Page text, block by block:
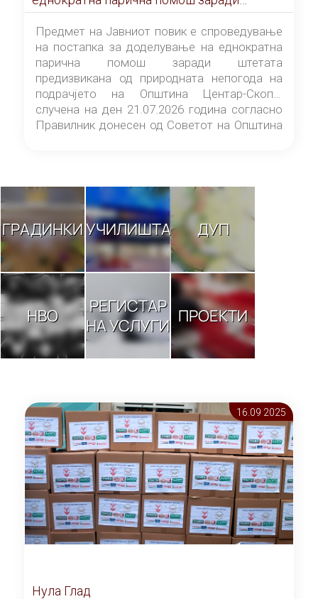
штетата предизвикана од природната
непогода на подрачјето на Општина
Центар-Скопје случена на ден 21.07.2026
година
Предмет на Јавниот повик е спроведување
на постапка за доделување на еднократна
парична помош заради штетата
предизвикана од природната непогода на
подрачјето на Општина Центар-Скопје
случена на ден 21.07.2026 година согласно
Правилник донесен од Советот на Општина
ГРАДИНКИУЧИЛИШТА ДУП
НВО
РЕГИСТАР
НА УСЛУГИ ПРОЕКТИ
16.09 2025
Нула Глад